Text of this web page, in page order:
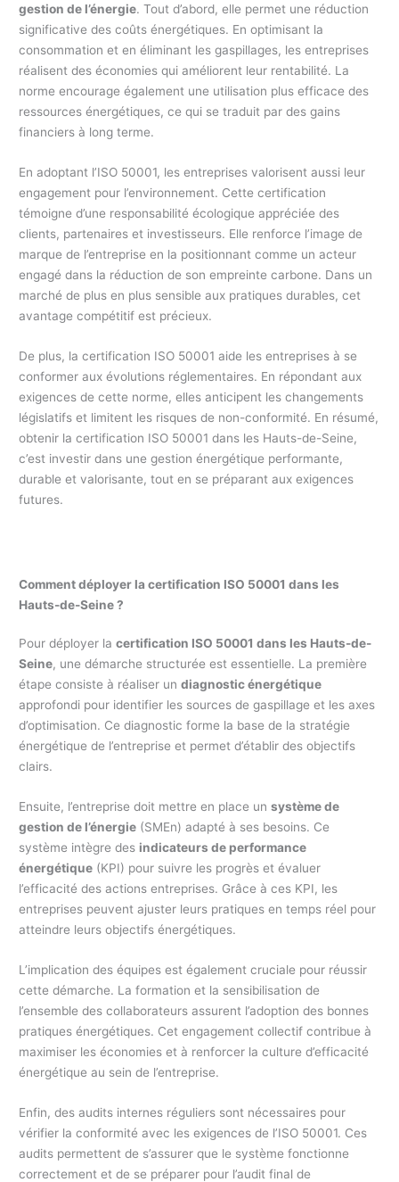
gestion de l’énergie. Tout d’abord, elle permet une réduction
significative des coûts énergétiques. En optimisant la
consommation et en éliminant les gaspillages, les entreprises
réalisent des économies qui améliorent leur rentabilité. La
norme encourage également une utilisation plus efficace des
ressources énergétiques, ce qui se traduit par des gains
financiers à long terme.
En adoptant l’ISO 50001, les entreprises valorisent aussi leur
engagement pour l’environnement. Cette certification
témoigne d’une responsabilité écologique appréciée des
clients, partenaires et investisseurs. Elle renforce l’image de
marque de l’entreprise en la positionnant comme un acteur
engagé dans la réduction de son empreinte carbone. Dans un
marché de plus en plus sensible aux pratiques durables, cet
avantage compétitif est précieux.
De plus, la certification ISO 50001 aide les entreprises à se
conformer aux évolutions réglementaires. En répondant aux
exigences de cette norme, elles anticipent les changements
législatifs et limitent les risques de non-conformité. En résumé,
obtenir la certification ISO 50001 dans les Hauts-de-Seine,
c’est investir dans une gestion énergétique performante,
durable et valorisante, tout en se préparant aux exigences
futures.
Comment déployer la certification ISO 50001 dans les
Hauts-de-Seine ?
Pour déployer lacertification ISO 50001 dans les Hauts-de-
Seine, une démarche structurée est essentielle. La première
étape consiste à réaliser undiagnostic énergétique
approfondi pour identifier les sources de gaspillage et les axes
d’optimisation. Ce diagnostic forme la base de la stratégie
énergétique de l’entreprise et permet d’établir des objectifs
clairs.
Ensuite, l’entreprise doit mettre en place unsystème de
gestion de l’énergie (SMEn) adapté à ses besoins. Ce
système intègre des indicateurs de performance
énergétique (KPI) pour suivre les progrès et évaluer
l’efficacité des actions entreprises. Grâce à ces KPI, les
entreprises peuvent ajuster leurs pratiques en temps réel pour
atteindre leurs objectifs énergétiques.
L’implication des équipes est également cruciale pour réussir
cette démarche. La formation et la sensibilisation de
l’ensemble des collaborateurs assurent l’adoption des bonnes
pratiques énergétiques. Cet engagement collectif contribue à
maximiser les économies et à renforcer la culture d’efficacité
énergétique au sein de l’entreprise.
Enfin, des audits internes réguliers sont nécessaires pour
vérifier la conformité avec les exigences de l’ISO 50001. Ces
audits permettent de s’assurer que le système fonctionne
correctement et de se préparer pour l’audit final de